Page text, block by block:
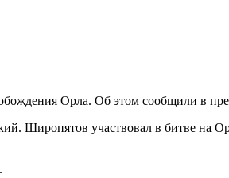
Орла. Об этом сообщили в
Широпятов участвовал в битве на